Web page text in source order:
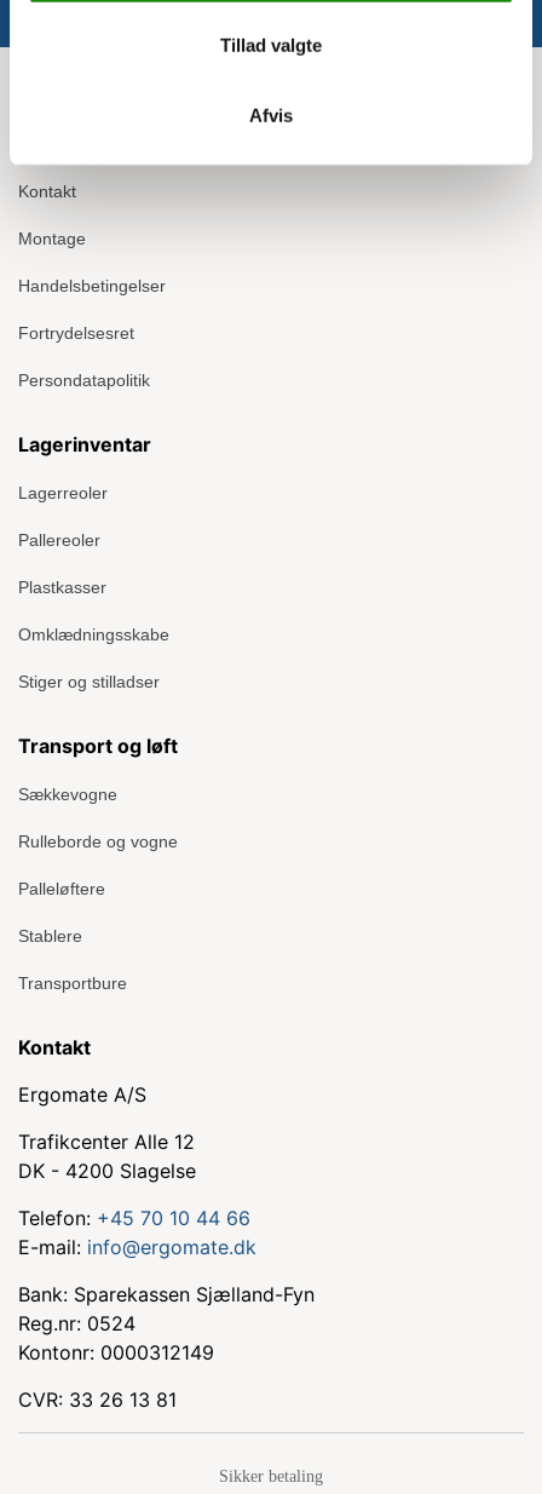
Tillad valgte
Afvis
Kontakt
Montage
Handelsbetingelser
Fortrydelsesret
Persondatapolitik
Lagerinventar
Lagerreoler
Pallereoler
Plastkasser
Omklædningsskabe
Stiger og stilladser
Transport og løft
Sækkevogne
Rulleborde og vogne
Palleløftere
Stablere
Transportbure
Kontakt
Ergomate A/S
Trafikcenter Alle 12
DK - 4200 Slagelse
Telefon: +45 70 10 44 66
E-mail: info@ergomate.dk
Bank: Sparekassen Sjælland-Fyn
Reg.nr: 0524
Kontonr: 0000312149
CVR: 33 26 13 81
Sikker betaling